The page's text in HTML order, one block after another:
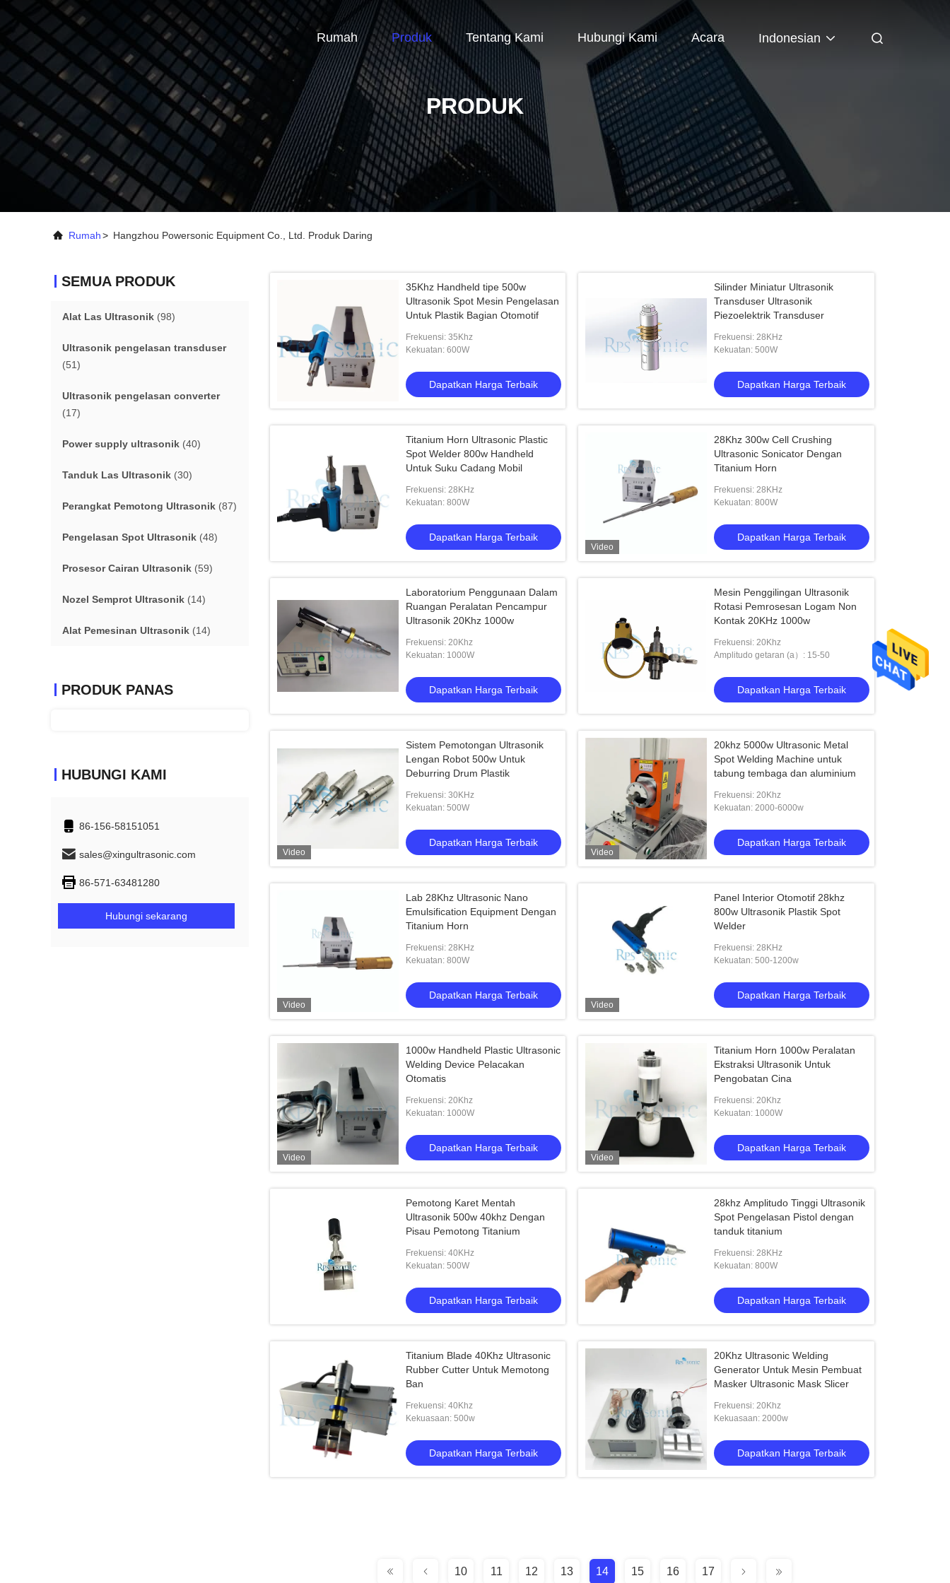
Rumah Produk Tentang Kami Hubungi Kami Acara Indonesian
PRODUK
Rumah> Hangzhou Powersonic Equipment Co., Ltd. Produk Daring
SEMUA PRODUK
Alat Las Ultrasonik (98)
Ultrasonik pengelasan transduser
(51)
Ultrasonik pengelasan converter
(17)
Power supply ultrasonik (40)
Tanduk Las Ultrasonik (30)
Perangkat Pemotong Ultrasonik (87)
Pengelasan Spot Ultrasonik (48)
Prosesor Cairan Ultrasonik (59)
Nozel Semprot Ultrasonik (14)
Alat Pemesinan Ultrasonik (14)
PRODUK PANAS
HUBUNGI KAMI
86-156-58151051
sales@xingultrasonic.com
86-571-63481280
Hubungi sekarang
35Khz Handheld tipe 500w
Ultrasonik Spot Mesin Pengelasan
Untuk Plastik Bagian Otomotif
Frekuensi: 35Khz
Kekuatan: 600W
Dapatkan Harga Terbaik
Silinder Miniatur Ultrasonik
Transduser Ultrasonik
Piezoelektrik Transduser
Frekuensi: 28KHz
Kekuatan: 500W
Dapatkan Harga Terbaik
Titanium Horn Ultrasonic Plastic
Spot Welder 800w Handheld
Untuk Suku Cadang Mobil
Frekuensi: 28KHz
Kekuatan: 800W
Dapatkan Harga Terbaik
Video
28Khz 300w Cell Crushing
Ultrasonic Sonicator Dengan
Titanium Horn
Frekuensi: 28KHz
Kekuatan: 800W
Dapatkan Harga Terbaik
Laboratorium Penggunaan Dalam
Ruangan Peralatan Pencampur
Ultrasonik 20Khz 1000w
Frekuensi: 20Khz
Kekuatan: 1000W
Dapatkan Harga Terbaik
Mesin Penggilingan Ultrasonik
Rotasi Pemrosesan Logam Non
Kontak 20KHz 1000w
Frekuensi: 20Khz
Amplitudo getaran (a）: 15-50
Dapatkan Harga Terbaik
Video
Sistem Pemotongan Ultrasonik
Lengan Robot 500w Untuk
Deburring Drum Plastik
Frekuensi: 30KHz
Kekuatan: 500W
Dapatkan Harga Terbaik
Video
20khz 5000w Ultrasonic Metal
Spot Welding Machine untuk
tabung tembaga dan aluminium
Frekuensi: 20Khz
Kekuatan: 2000-6000w
Dapatkan Harga Terbaik
Video
Lab 28Khz Ultrasonic Nano
Emulsification Equipment Dengan
Titanium Horn
Frekuensi: 28KHz
Kekuatan: 800W
Dapatkan Harga Terbaik
Video
Panel Interior Otomotif 28khz
800w Ultrasonik Plastik Spot
Welder
Frekuensi: 28KHz
Kekuatan: 500-1200w
Dapatkan Harga Terbaik
Video
1000w Handheld Plastic Ultrasonic
Welding Device Pelacakan
Otomatis
Frekuensi: 20Khz
Kekuatan: 1000W
Dapatkan Harga Terbaik
Video
Titanium Horn 1000w Peralatan
Ekstraksi Ultrasonik Untuk
Pengobatan Cina
Frekuensi: 20Khz
Kekuatan: 1000W
Dapatkan Harga Terbaik
Pemotong Karet Mentah
Ultrasonik 500w 40khz Dengan
Pisau Pemotong Titanium
Frekuensi: 40KHz
Kekuatan: 500W
Dapatkan Harga Terbaik
28khz Amplitudo Tinggi Ultrasonik
Spot Pengelasan Pistol dengan
tanduk titanium
Frekuensi: 28KHz
Kekuatan: 800W
Dapatkan Harga Terbaik
Titanium Blade 40Khz Ultrasonic
Rubber Cutter Untuk Memotong
Ban
Frekuensi: 40Khz
Kekuasaan: 500w
Dapatkan Harga Terbaik
20Khz Ultrasonic Welding
Generator Untuk Mesin Pembuat
Masker Ultrasonic Mask Slicer
Frekuensi: 20Khz
Kekuasaan: 2000w
Dapatkan Harga Terbaik
10 11 12 13 14 15 16 17